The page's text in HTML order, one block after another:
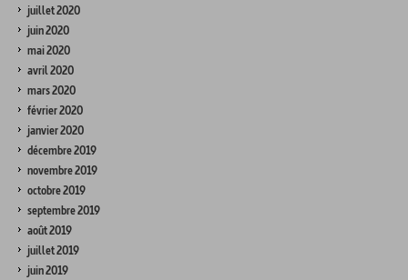
juillet 2020
juin 2020
mai 2020
avril 2020
mars 2020
février 2020
janvier 2020
décembre 2019
novembre 2019
octobre 2019
septembre 2019
août 2019
juillet 2019
juin 2019